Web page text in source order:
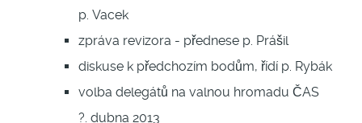
p. Vacek
zpráva revizora - přednese p. Prášil
diskuse k předchozím bodům, řídí p. Rybák
volba delegátů na valnou hromadu ČAS
?. dubna 2013